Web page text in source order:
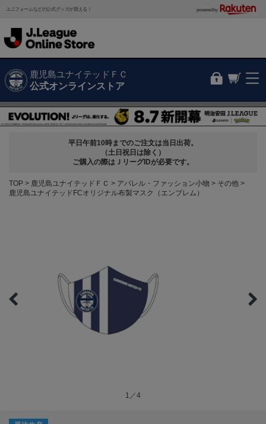
ユニフォームなどの公式グッズが買える！ powered by
鹿児島ユナイテッドＦＣ
公式オンラインストア
平日午前10時までのご注文は当日出荷。
（土日祝日は除く）
ご購入の際はＪリーグIDが必要です。
TOP 鹿児島ユナイテッドＦＣ アパレル・ファッション小物
その他
鹿児島ユナイテッドFCオリジナル布製マスク（エンブレム）
1／4